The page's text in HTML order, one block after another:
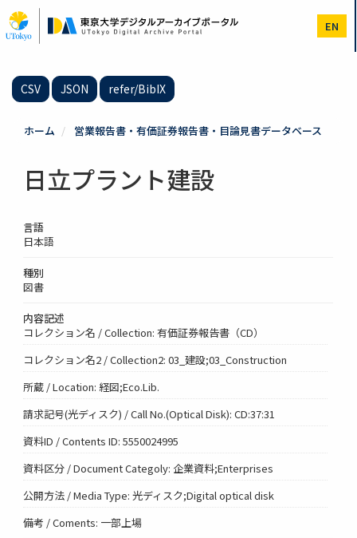
イ
ン
EN
CSV JSON refer/BibIX
ホーム 営業報告書・有価証券報告書・目論見書データベース
日立プラント建設
言語
日本語
種別
図書
内容記述
コレクション名 / Collection: 有価証券報告書（CD）
コレクション名2 / Collection2: 03_建設;03_Construction
所蔵 / Location: 経図;Eco.Lib.
請求記号(光ディスク) / Call No.(Optical Disk): CD:37:31
資料ID / Contents ID: 5550024995
資料区分 / Document Categoly: 企業資料;Enterprises
公開方法 / Media Type: 光ディスク;Digital optical disk
備考 / Coments: 一部上場